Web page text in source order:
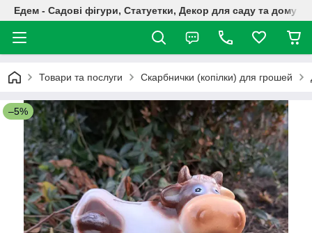
Едем - Садові фігури, Статуетки, Декор для саду та дому
Товари та послуги Скарбнички (копілки) для грошей
–5%